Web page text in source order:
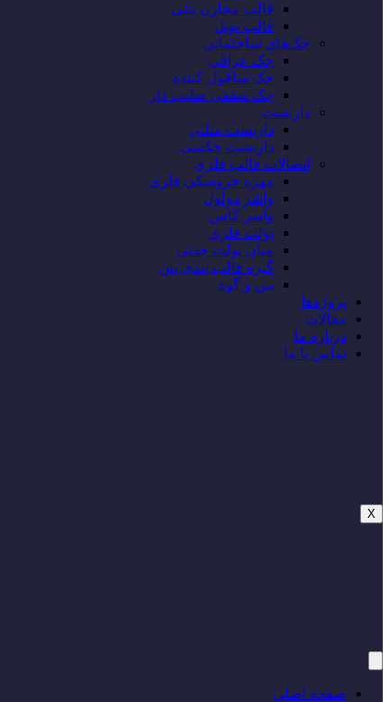
قالب مخازن بتنی
قالب تونل
جک‌های ساختمانی
جک عراقی
جک شاقول کننده
جک سقفی صلیب دار
داربست
داربست مثلثی
داربست چکشی
اتصالات قالب فلزی
مهره خروسکی فلزی
واشر دولول
واشر کاس
بولت فلزی
میان بولت چدنی
گیره قالب بندی بتن
پین و گوه
پروژه‌‌ها
مقالات
درباره ما
تماس با ما
X
صفحه اصلی